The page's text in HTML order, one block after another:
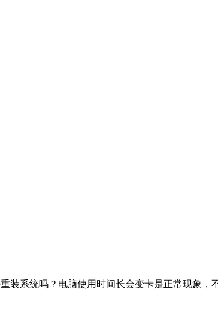
装系统吗？电脑使用时间长会变卡是正常现象，